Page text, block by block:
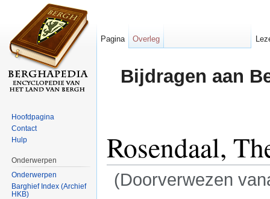
Bijdragen aan
Rosendaal,
(Doorverwezen
Pagina Overleg
Hoofdpagina
Contact
Hulp
Onderwerpen
Onderwerpen
Barghief Index (Archief
HKB)